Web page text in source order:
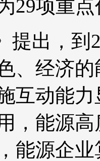
29项重
提出，
、经济
互动能
，能源
能源企